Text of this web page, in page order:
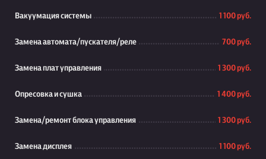
Вакуумация системы 1 100 руб.
Замена автомата/пускателя/реле 700 руб.
Замена плат управления 1 300 руб.
Опресовка и сушка 1 400 руб.
Замена/ремонт блока управления 1 300 руб.
Замена дисплея 1 100 руб.